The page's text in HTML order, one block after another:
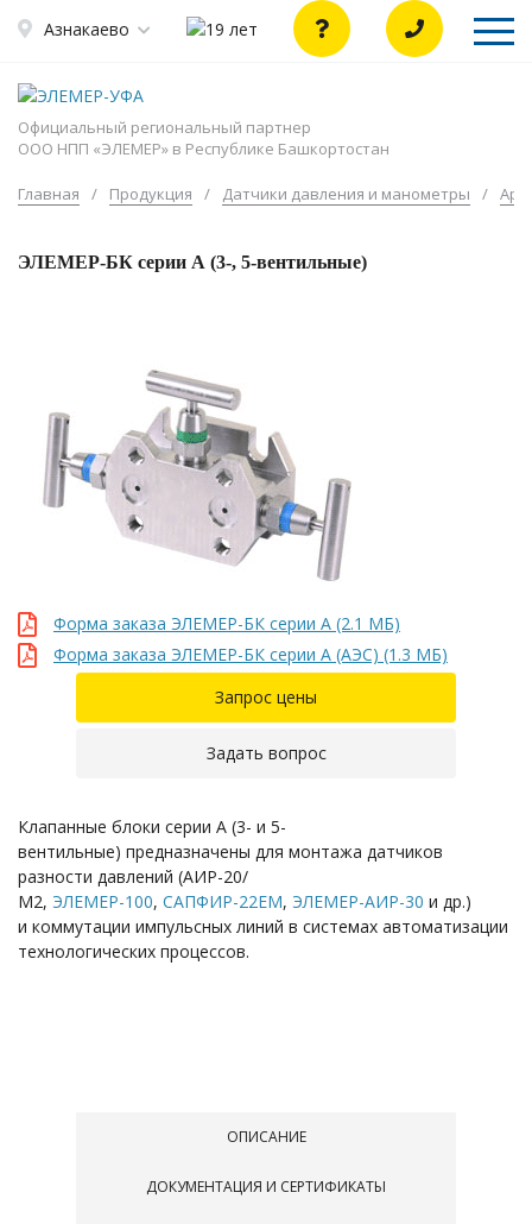
Азнакаево
Официальный региональный партнер
ООО НПП «ЭЛЕМЕР» в Республике Башкортостан
Главная / Продукция / Датчики давления и манометры /
ЭЛЕМЕР-БК серии А (3-, 5-вентильные)
Форма заказа ЭЛЕМЕР-БК серии А (2.1 MБ)
Форма заказа ЭЛЕМЕР-БК серии А (АЭС) (1.3 MБ)
Запрос цены
Задать вопрос
Клапанные блоки серии А (3- и 5-
вентильные) предназначены для монтажа датчиков
разности давлений (АИР-20/
М2, ЭЛЕМЕР-100, САПФИР-22ЕМ, ЭЛЕМЕР-АИР-30 и др.)
и коммутации импульсных линий в системах автоматизации
технологических процессов.
ОПИСАНИЕ
ДОКУМЕНТАЦИЯ И СЕРТИФИКАТЫ